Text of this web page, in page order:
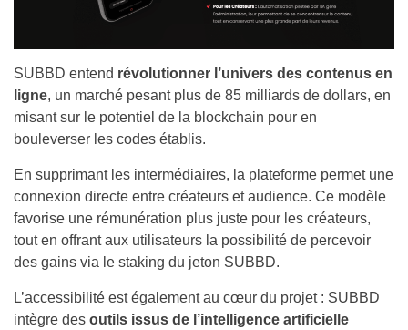
SUBBD entend révolutionner l’univers des contenus en
ligne, un marché pesant plus de 85 milliards de dollars, en
misant sur le potentiel de la blockchain pour en
bouleverser les codes établis.
En supprimant les intermédiaires, la plateforme permet une
connexion directe entre créateurs et audience. Ce modèle
favorise une rémunération plus juste pour les créateurs,
tout en offrant aux utilisateurs la possibilité de percevoir
des gains via le staking du jeton SUBBD.
L’accessibilité est également au cœur du projet : SUBBD
intègre des outils issus de l’intelligence artificielle